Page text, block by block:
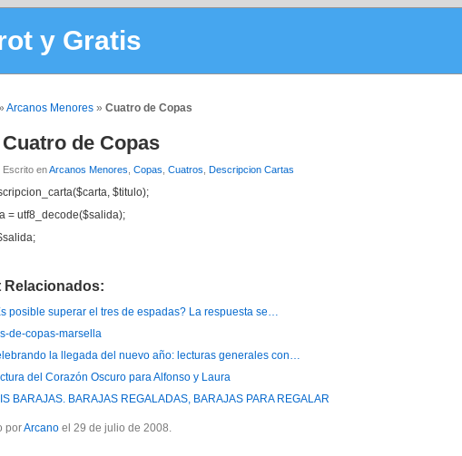
y Gratis
Arcanos Menores » Cuatro de Copas
Cuatro de Copas
Escrito enArcanos Menores Copas Cuatros Descripcion Cartas
$titulo);
= utf8_decode($salida);
Relacionados:
posible superar el tres de espadas? La respuesta se…
de-copas-marsella
la llegada del nuevo año: lecturas generales con…
del Corazón Oscuro para Alfonso y Laura
BARAJAS. BARAJAS REGALADAS, BARAJAS PARA REGALAR
porArcano el 29 de julio de 2008.